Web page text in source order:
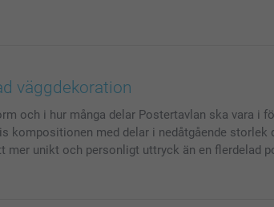
väggdekoration
och i hur många delar Postertavlan ska vara i
med delar i nedåtgående
mer unikt och personligt uttryck än en flerdelad